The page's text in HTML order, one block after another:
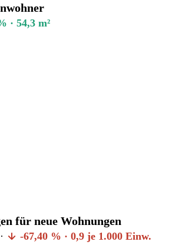
· 54,3 m²
für neue Wohnungen
-67,40 % · 0,9 je 1.000 Einw.